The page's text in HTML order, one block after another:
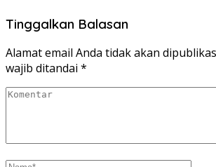
Tinggalkan Balasan
Alamat email Anda tidak akan
wajib ditandai *